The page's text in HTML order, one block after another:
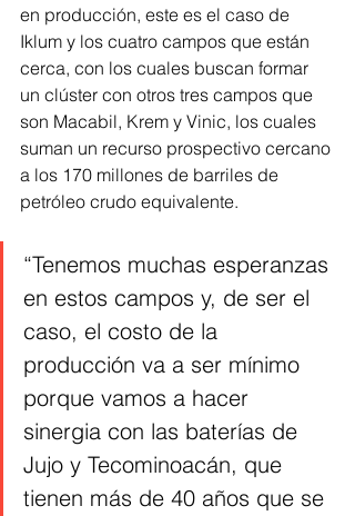
en producción, este es el caso de
Iklum y los cuatro campos que están
cerca, con los cuales buscan formar
un clúster con otros tres campos que
son Macabil, Krem y Vinic, los cuales
suman un recurso prospectivo cercano
a los 170 millones de barriles de
petróleo crudo equivalente.
“Tenemos muchas esperanzas
en estos campos y, de ser el
caso, el costo de la
producción va a ser mínimo
porque vamos a hacer
sinergia con las baterías de
Jujo y Tecominoacán, que
tienen más de 40 años que se